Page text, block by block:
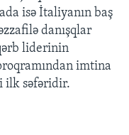
isə İtaliyanın baş
danışqlar
liderinin
imtina
ilk səfəridir.